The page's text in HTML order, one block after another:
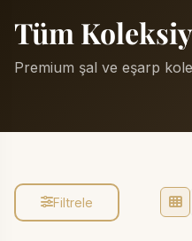
Tüm
Premium şal ve eşarp
Filtrele